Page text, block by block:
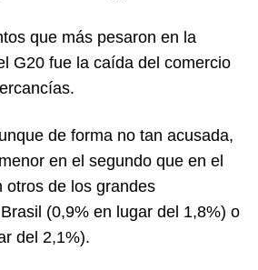
que más pesaron en la
G20 fue la caída del comercio
de forma no tan acusada,
en el segundo que en el
otros de los grandes
(0,9% en lugar del 1,8%) o
del 2,1%).